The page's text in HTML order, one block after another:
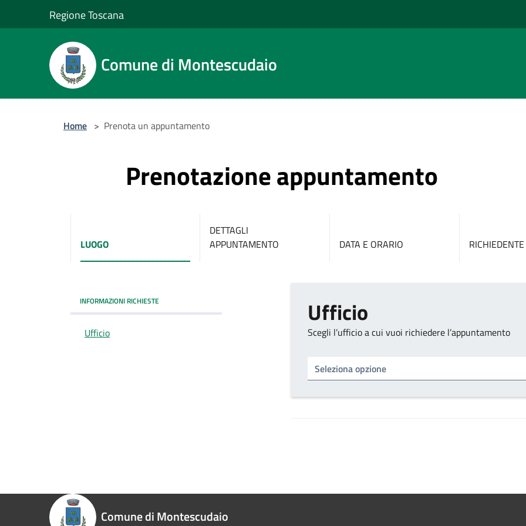
Regione Toscana
Comune di Montescudaio
Home > Prenota un appuntamento
Prenotazione appuntamento
LUOGO
DETTAGLI
APPUNTAMENTO
DATA E ORARIO RICHIEDENTE
INFORMAZIONI RICHIESTE
Ufficio
Ufficio
Scegli l’ufficio a cui vuoi richiedere l’appuntamento
Comune di Montescudaio